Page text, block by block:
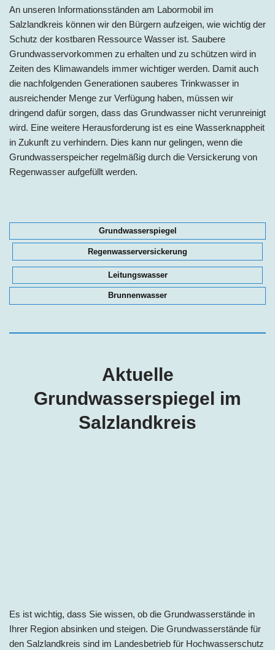
An unseren Informationsständen am Labormobil im
Salzlandkreis können wir den Bürgern aufzeigen, wie wichtig der
Schutz der kostbaren Ressource Wasser ist. Saubere
Grundwasservorkommen zu erhalten und zu schützen wird in
Zeiten des Klimawandels immer wichtiger werden. Damit auch
die nachfolgenden Generationen sauberes Trinkwasser in
ausreichender Menge zur Verfügung haben, müssen wir
dringend dafür sorgen, dass das Grundwasser nicht verunreinigt
wird. Eine weitere Herausforderung ist es eine Wasserknappheit
in Zukunft zu verhindern. Dies kann nur gelingen, wenn die
Grundwasserspeicher regelmäßig durch die Versickerung von
Regenwasser aufgefüllt werden.
Grundwasserspiegel
Regenwasserversickerung
Leitungswasser
Brunnenwasser
Aktuelle
Grundwasserspiegel im
Salzlandkreis
Es ist wichtig, dass Sie wissen, ob die Grundwasserstände in
Ihrer Region absinken und steigen. Die Grundwasserstände für
den Salzlandkreis sind im Landesbetrieb für Hochwasserschutz